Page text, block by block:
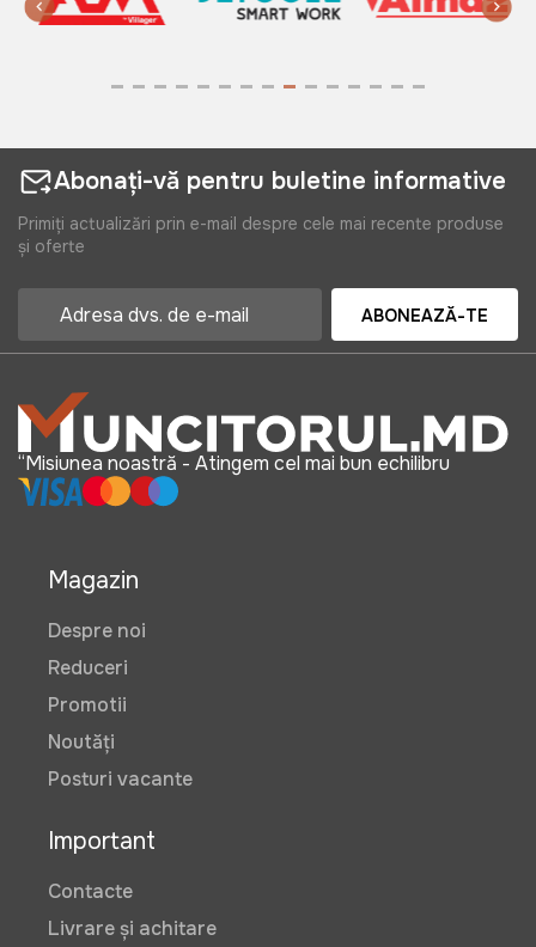
Abonați-vă pentru buletine informative
Primiți actualizări prin e-mail despre cele mai recente produse
și oferte
ABONEAZĂ-TE
“Misiunea noastră - Atingem cel mai bun echilibru
Magazin
Despre noi
Reduceri
Promotii
Noutăți
Posturi vacante
Important
Contacte
Livrare și achitare